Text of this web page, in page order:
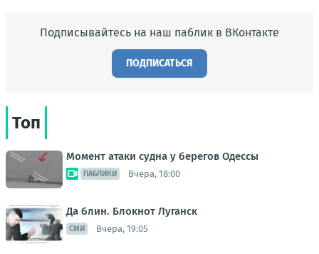
Подписывайтесь на наш паблик в ВКонтакте
ПОДПИСАТЬСЯ
Топ
Момент атаки судна у берегов Одессы
ПАБЛИКИ Вчера, 18:00
Да блин. Блокнот Луганск
СМИ Вчера, 19:05